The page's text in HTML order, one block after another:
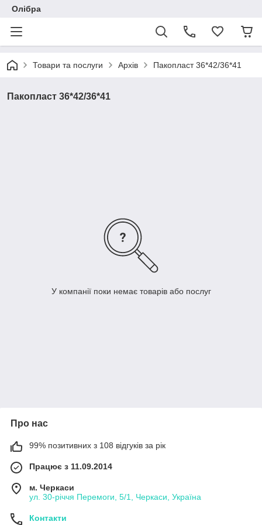
Олібра
Товари та послуги Архів Пакопласт 36*42/36*41
Пакопласт 36*42/36*41
У компанії поки немає товарів або послуг
Про нас
99% позитивних з 108 відгуків за рік
Працює з 11.09.2014
м. Черкаси
ул. 30-рiччя Перемоги, 5/1, Черкаси, Україна
Контакти